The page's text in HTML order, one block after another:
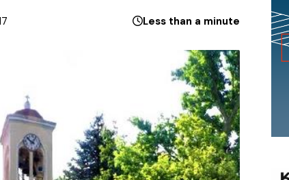
Less than a minute